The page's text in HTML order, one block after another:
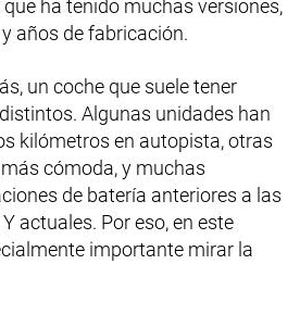
ha tenido muchas versiones,
años de fabricación.
un coche que suele tener
Algunas unidades han
kilómetros en autopista, otras
cómoda, y muchas
de batería anteriores a las
actuales. Por eso, en este
importante mirar la